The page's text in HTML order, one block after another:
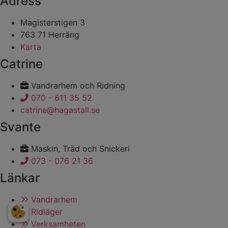
Magisterstigen 3
763 71 Herräng
Karta
Catrine
Vandrarhem och Ridning
070 - 611 35 52
catrine@hagastall.se
Svante
Maskin, Träd och Snickeri
073 - 076 21 36
Länkar
Vandrarhem
Ridläger
Verksamheten